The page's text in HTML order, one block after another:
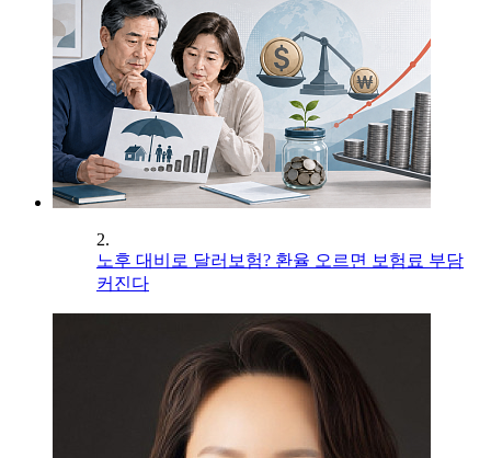
2.
노후 대비로 달러보험? 환율 오르면 보험료 부담
커진다